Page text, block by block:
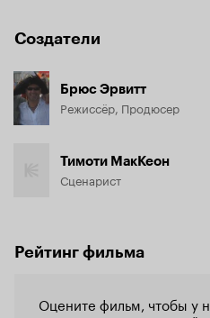
Создатели
Брюс Эрвитт
Режиссёр, Продюсер
Тимоти МакКеон
Сценарист
Рейтинг фильма
Оцените фильм, чтобы у